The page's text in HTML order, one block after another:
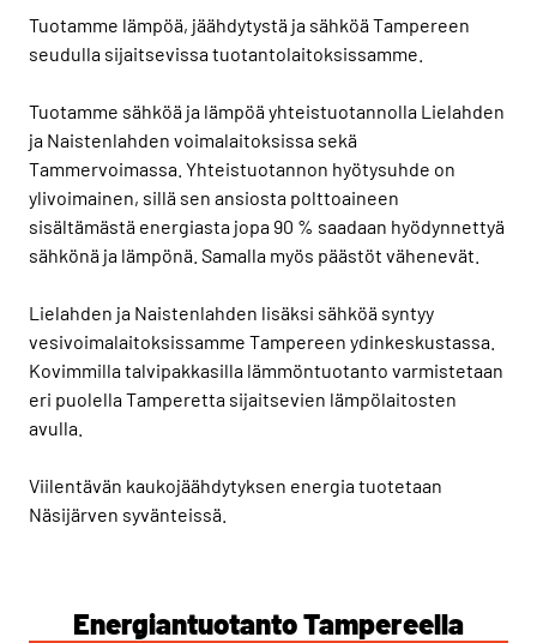
Tuotamme lämpöä, jäähdytystä ja sähköä Tampereen
seudulla sijaitsevissa tuotantolaitoksissamme.
Tuotamme sähköä ja lämpöä yhteistuotannolla Lielahden
ja Naistenlahden voimalaitoksissa sekä
Tammervoimassa. Yhteistuotannon hyötysuhde on
ylivoimainen, sillä sen ansiosta polttoaineen
sisältämästä energiasta jopa 90 % saadaan hyödynnettyä
sähkönä ja lämpönä. Samalla myös päästöt vähenevät.
Lielahden ja Naistenlahden lisäksi sähköä syntyy
vesivoimalaitoksissamme Tampereen ydinkeskustassa.
Kovimmilla talvipakkasilla lämmöntuotanto varmistetaan
eri puolella Tamperetta sijaitsevien lämpölaitosten
avulla.
Viilentävän kaukojäähdytyksen energia tuotetaan
Näsijärven syvänteissä.
Energiantuotanto Tampereella